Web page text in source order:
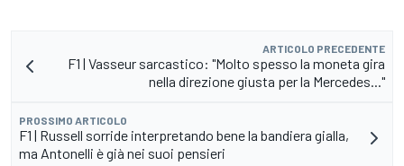
ARTICOLO PRECEDENTE
F1 | Vasseur sarcastico: "Molto spesso la moneta gira
nella direzione giusta per la Mercedes..."
PROSSIMO ARTICOLO
F1 | Russell sorride interpretando bene la bandiera gialla,
ma Antonelli è già nei suoi pensieri